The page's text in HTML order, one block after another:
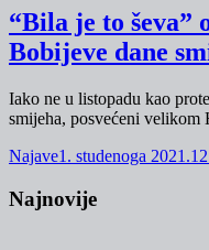
“Bila je to ševa”
Bobijeve dane
Iako ne u listopadu kao
smijeha, posvećeni velikom
Najave1. studenoga 2021.
Najnovije